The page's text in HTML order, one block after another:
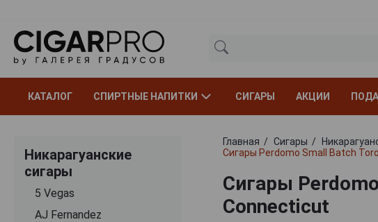
КАТАЛОГ СПИРТНЫЕ НАПИТКИ СИГАРЫ АКЦИИ
Никарагуанские
сигары
5 Vegas
AJ Fernandez
Главная Сигары
Сигары Perdomo Small Batch
Сигары
Connecticut